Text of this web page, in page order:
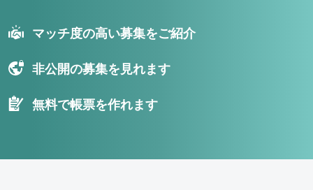
マッチ度の高い募集をご紹介
非公開の募集を見れます
無料で帳票を作れます